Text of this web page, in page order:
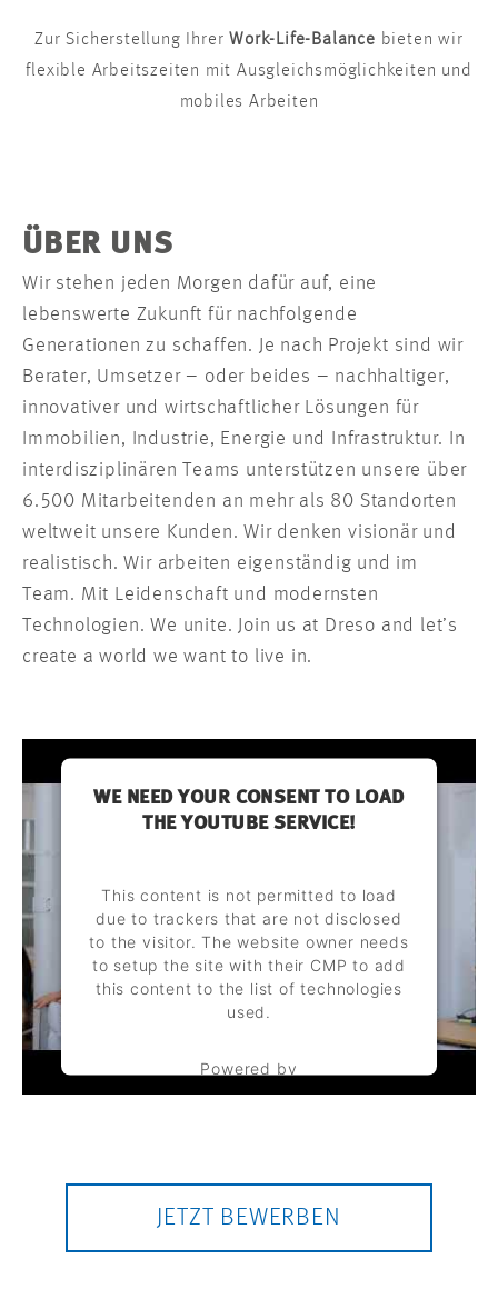
Zur Sicherstellung IhrerWork-Life-Balance bieten wir
flexible Arbeitszeiten mit Ausgleichsmöglichkeiten und
mobiles Arbeiten
ÜBER UNS
Wir stehen jeden Morgen dafür auf, eine
lebenswerte Zukunft für nachfolgende
Generationen zu schaffen. Je nach Projekt sind wir
Berater, Umsetzer – oder beides – nachhaltiger,
innovativer und wirtschaftlicher Lösungen für
Immobilien, Industrie, Energie und Infrastruktur. In
interdisziplinären Teams unterstützen unsere über
6.500 Mitarbeitenden an mehr als 80 Standorten
weltweit unsere Kunden. Wir denken visionär und
realistisch. Wir arbeiten eigenständig und im
Team. Mit Leidenschaft und modernsten
Technologien. We unite. Join us at Dreso and let’s
create a world we want to live in.
WE NEED YOUR CONSENT TO LOAD
THE YOUTUBE SERVICE!
This content is not permitted to load
due to trackers that are not disclosed
to the visitor. The website owner needs
to setup the site with their CMP to add
this content to the list of technologies
used.
Powered by
Usercentrics Consent Management
JETZT BEWERBEN